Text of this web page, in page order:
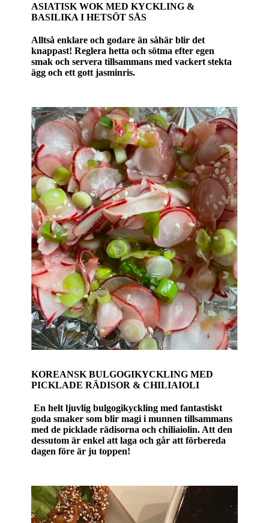
ASIATISK WOK MED KYCKLING &
BASILIKA I HETSÖT SÅS
Alltså enklare och godare än såhär blir det
knappast! Reglera hetta och sötma efter egen
smak och servera tillsammans med vackert stekta
ägg och ett gott jasminris.
KOREANSK BULGOGIKYCKLING MED
PICKLADE RÄDISOR & CHILIAIOLI
En helt ljuvlig bulgogikyckling med fantastiskt
goda smaker som blir magi i munnen tillsammans
med de picklade rädisorna och chiliaiolin. Att den
dessutom är enkel att laga och går att förbereda
dagen före är ju toppen!